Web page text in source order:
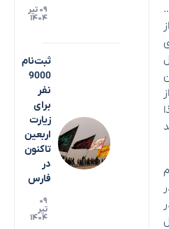
۰۹ تیر
۱۴۰۴
ثبت‌نام
9000
نفر
برای
زیارت
اربعین
تاکنون
در
فارس
۰۹
تیر
۱۴۰۴